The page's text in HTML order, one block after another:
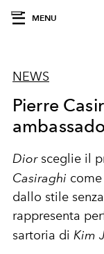
MENU
NEWS
Pierre
Diorsceglie il
Casiraghi
dallo stile
rappresenta
sartoria di Kim